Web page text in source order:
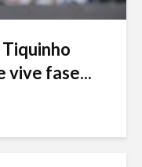
Tiquinho
vive fase...